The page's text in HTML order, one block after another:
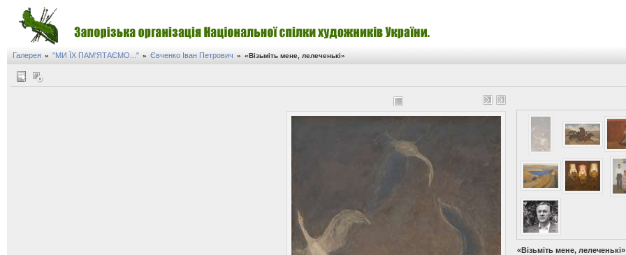
Галерея » "МИ ЇХ ПАМ'ЯТАЄМО..." » Євченко Іван Петрович » «Візьміть мене, лелеченькі»
«Візьміть мене, лелеченькі»